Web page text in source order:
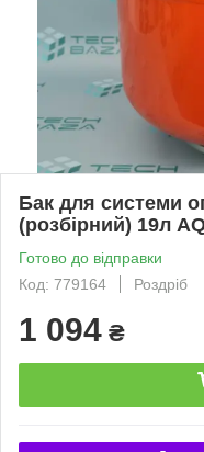
Бак для системи
(розбірний) 19л
Готово до відправки
Код: 779164
Роздріб
1 094 ₴